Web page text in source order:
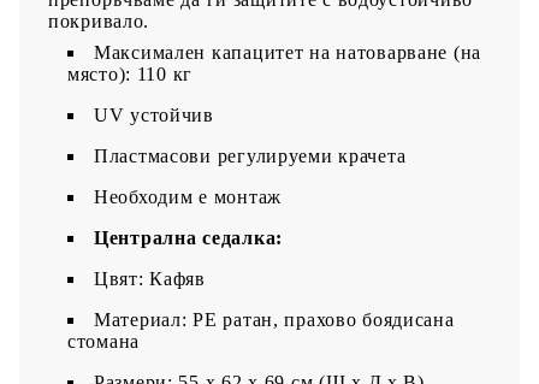
покривало.
Максимален капацитет на натоварване (на
място): 110 кг
UV устойчив
Пластмасови регулируеми крачета
Необходим е монтаж
Централна седалка:
Цвят: Кафяв
Материал: PE ратан, прахово боядисана
стомана